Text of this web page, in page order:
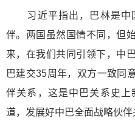
习近平指出，巴林是中
伴。两国虽然国情不同，但
来，在我们共同引领下，中
巴建交35周年，双方一致同
伴关系，这是中巴关系史
道，发展好中巴全面战略伙伴